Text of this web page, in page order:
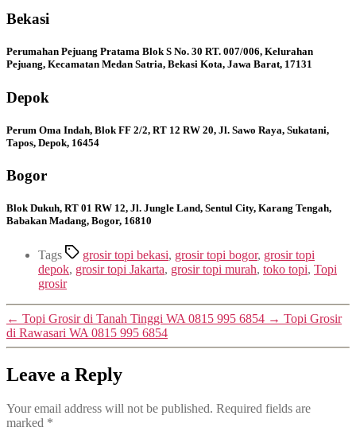
Bekasi
Perumahan Pejuang Pratama Blok S No. 30 RT. 007/006, Kelurahan
Pejuang, Kecamatan Medan Satria, Bekasi Kota, Jawa Barat, 17131
Depok
Perum Oma Indah, Blok FF 2/2, RT 12 RW 20, Jl. Sawo Raya, Sukatani,
Tapos, Depok, 16454
Bogor
Blok Dukuh, RT 01 RW 12, Jl. Jungle Land, Sentul City, Karang Tengah,
Babakan Madang, Bogor, 16810
Tags grosir topi bekasi, grosir topi bogor, grosir topi
depok, grosir topi Jakarta, grosir topi murah, toko topi, Topi
grosir
← Topi Grosir di Tanah Tinggi WA 0815 995 6854 → Topi Grosir
di Rawasari WA 0815 995 6854
Leave a Reply
Your email address will not be published. Required fields are
marked *